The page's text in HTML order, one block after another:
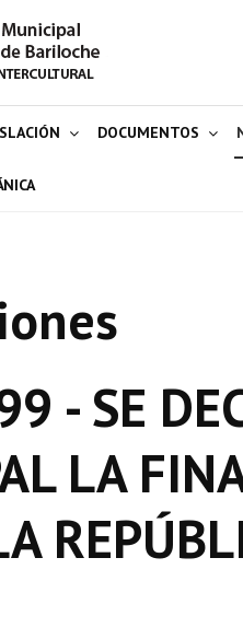
DOCUMENTOS
- SE
LA